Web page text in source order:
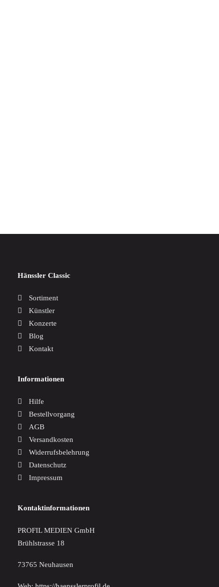
Hänssler Classic
Sortiment
Künstler
Konzerte
Blog
Kontakt
Informationen
Hilfe
Bestellvorgang
AGB
Versandkosten
Widerrufsbelehrung
Datenschutz
Impressum
Kontaktinformationen
PROFIL MEDIEN GmbH
Brühlstrasse 18
73765 Neuhausen